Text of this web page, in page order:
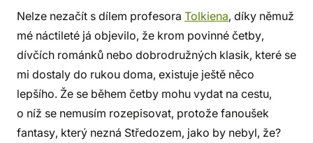
Nelze nezačít s dílem profesora Tolkiena, díky němuž
mé náctileté já objevilo, že krom povinné četby,
dívčích románků nebo dobrodružných klasik, které se
mi dostaly do rukou doma, existuje ještě něco
lepšího. Že se během četby mohu vydat na cestu,
o níž se nemusím rozepisovat, protože fanoušek
fantasy, který nezná Středozem, jako by nebyl, že?